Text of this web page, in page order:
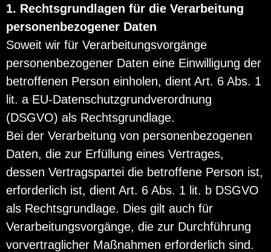
1. Rechtsgrundlagen für die Verarbeitung
personenbezogener Daten
Soweit wir für Verarbeitungsvorgänge
personenbezogener Daten eine Einwilligung der
betroffenen Person einholen, dient Art. 6 Abs. 1
lit. a EU-Datenschutzgrundverordnung
(DSGVO) als Rechtsgrundlage.
Bei der Verarbeitung von personenbezogenen
Daten, die zur Erfüllung eines Vertrages,
dessen Vertragspartei die betroffene Person ist,
erforderlich ist, dient Art. 6 Abs. 1 lit. b DSGVO
als Rechtsgrundlage. Dies gilt auch für
Verarbeitungsvorgänge, die zur Durchführung
vorvertraglicher Maßnahmen erforderlich sind.